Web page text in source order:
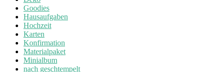
Goodies
Hausaufgaben
Hochzeit
Karten
Konfirmation
Materialpaket
Minialbum
nach geschtempelt